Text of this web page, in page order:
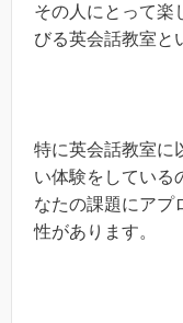
その人にとって楽
びる英会話教室と
特に英会話教室に
い体験をしている
なたの課題にアプ
性があります。